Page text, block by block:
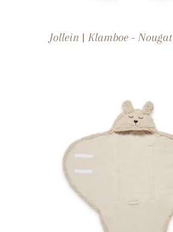
Jollein | Klamboe - Nougat